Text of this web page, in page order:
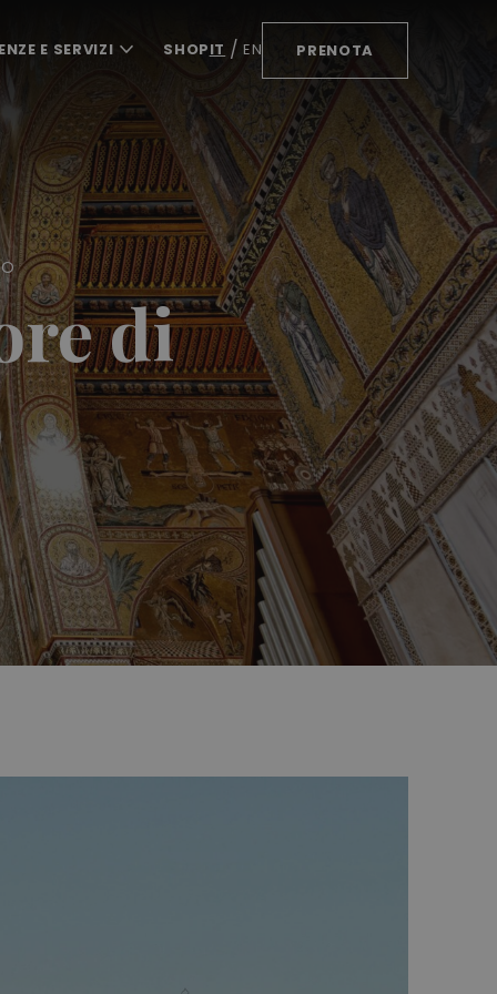
E SERVIZI SHOPIT EN PRENOTA
di